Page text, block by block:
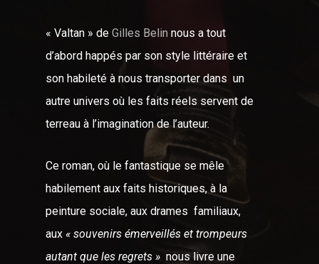
« Valtan » deGilles Belin nous a tout
d’abord happés par son style littéraire et
son habileté à nous transporter dans un
autre univers où les faits réels servent de
terreau à l’imagination de l’auteur.
Ce roman, où le fantastique se mêle
habilement aux faits historiques, à la
peinture sociale, aux drames familiaux,
aux« souvenirs émerveillés et trompeurs
autant que les regrets » nous livre une